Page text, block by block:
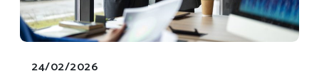
24/02/2026